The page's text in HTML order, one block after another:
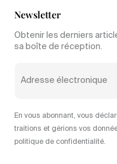
Newsletter
Obtenir les derniers
sa boîte de réception.
En vous abonnant, vous
traitions et gérions vos
politique de confidentialité.